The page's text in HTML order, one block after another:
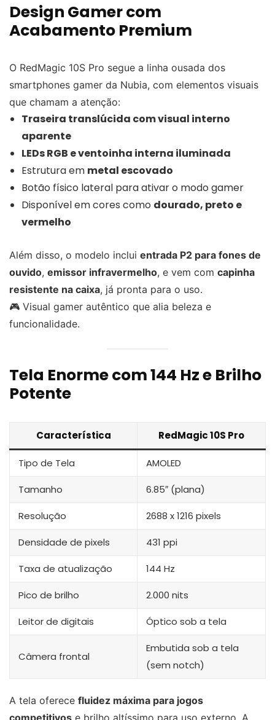
Design Gamer com
Acabamento Premium
O RedMagic 10S Pro segue a linha ousada dos
smartphones gamer da Nubia, com elementos visuais
que chamam a atenção:
Traseira translúcida com visual interno
aparente
LEDs RGB e ventoinha interna iluminada
Estrutura em metal escovado
Botão físico lateral para ativar o modo gamer
Disponível em cores como dourado, preto e
vermelho
Além disso, o modelo inclui entrada P2 para fones de
ouvido, emissor infravermelho, e vem com capinha
resistente na caixa, já pronta para o uso.
🎮 Visual gamer autêntico que alia beleza e
funcionalidade.
Tela Enorme com 144 Hz e Brilho
Potente
Característica RedMagic 10S Pro
Tipo de Tela AMOLED
Tamanho 6.85″ (plana)
Resolução 2688 x 1216 pixels
Densidade de pixels 431 ppi
Taxa de atualização 144 Hz
Pico de brilho 2.000 nits
Leitor de digitais Óptico sob a tela
Câmera frontal
Embutida sob a tela
(sem notch)
A tela oferece fluidez máxima para jogos
competitivos e brilho altíssimo para uso externo. A